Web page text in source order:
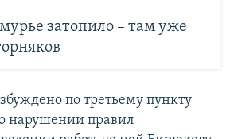
затопило – там уже
по третьему пункту
нарушении правил